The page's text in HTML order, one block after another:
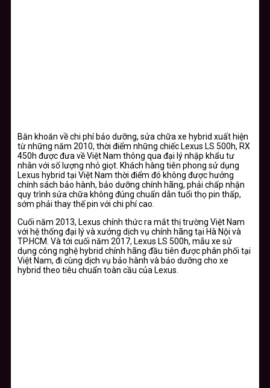
Băn khoăn về chi phí bảo dưỡng, sửa chữa xe hybrid xuất hiện
từ những năm 2010, thời điểm những chiếc Lexus LS 500h, RX
450h được đưa về Việt Nam thông qua đại lý nhập khẩu tư
nhân với số lượng nhỏ giọt. Khách hàng tiên phong sử dụng
Lexus hybrid tại Việt Nam thời điểm đó không được hưởng
chính sách bảo hành, bảo dưỡng chính hãng, phải chấp nhận
quy trình sửa chữa không đúng chuẩn dẫn tuổi thọ pin thấp,
sớm phải thay thế pin với chi phí cao.
Cuối năm 2013, Lexus chính thức ra mắt thị trường Việt Nam
với hệ thống đại lý và xưởng dịch vụ chính hãng tại Hà Nội và
TP.HCM. Và tới cuối năm 2017, Lexus LS 500h, mẫu xe sử
dụng công nghệ hybrid chính hãng đầu tiên được phân phối tại
Việt Nam, đi cùng dịch vụ bảo hành và bảo dưỡng cho xe
hybrid theo tiêu chuẩn toàn cầu của Lexus.